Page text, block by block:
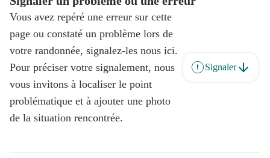
Vous avez repéré une erreur sur cette
page ou constaté un problème lors de
votre randonnée, signalez-les nous ici.
Pour préciser votre signalement, nous
vous invitons à localiser le point
problématique et à ajouter une photo
de la situation rencontrée.
Signaler